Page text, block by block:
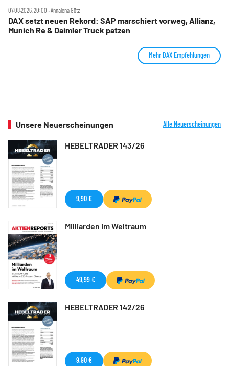
07.08.2026, 20:00 ‧ Annalena Götz
DAX setzt neuen Rekord: SAP marschiert vorweg, Allianz,
Munich Re & Daimler Truck patzen
Mehr DAX Empfehlungen
Unsere Neuerscheinungen Alle Neuerscheinungen
HEBELTRADER 143/26
9,90 €
Milliarden im Weltraum
49,99 €
HEBELTRADER 142/26
9,90 €